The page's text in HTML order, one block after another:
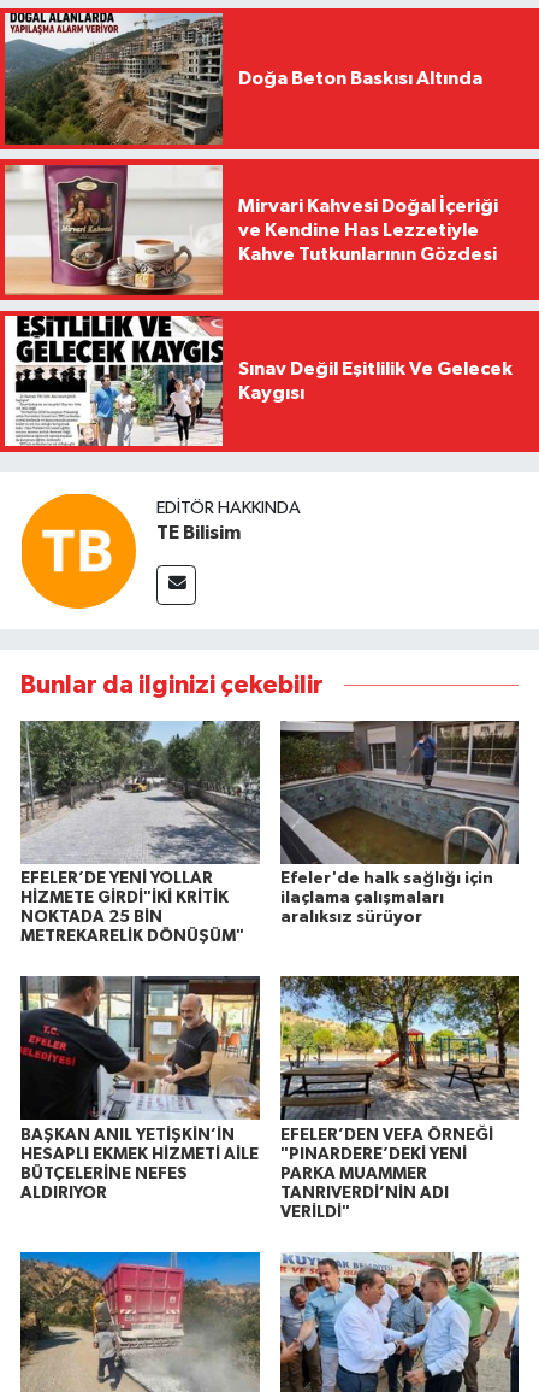
Doğa Beton Baskısı Altında
Mirvari Kahvesi Doğal İçeriği
ve Kendine Has Lezzetiyle
Kahve Tutkunlarının Gözdesi
Sınav Değil Eşitlilik Ve Gelecek
Kaygısı
EDITÖR HAKKINDA
TE Bilisim
Bunlar da ilginizi çekebilir
EFELER’DE YENİ YOLLAR
HİZMETE GİRDİ"İKİ KRİTİK
NOKTADA 25 BİN
METREKARELİK DÖNÜŞÜM"
Efeler'de halk sağlığı için
ilaçlama çalışmaları
aralıksız sürüyor
BAŞKAN ANIL YETİŞKİN’İN
HESAPLI EKMEK HİZMETİ AİLE
BÜTÇELERİNE NEFES
ALDIRIYOR
EFELER’DEN VEFA ÖRNEĞİ
"PINARDERE’DEKİ YENİ
PARKA MUAMMER
TANRIVERDİ’NİN ADI
VERİLDİ"